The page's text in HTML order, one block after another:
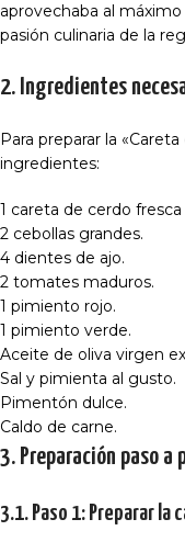
aprovechaba al
pasión culinaria de la
2. Ingredientes
Para preparar la
ingredientes:
1 careta de cerdo
2 cebollas grandes.
4 dientes de ajo.
2 tomates maduros.
1 pimiento rojo.
1 pimiento verde.
Aceite de oliva virgen
Sal y pimienta al gusto.
Pimentón dulce.
Caldo de carne.
3. Preparación paso a
3.1. Paso 1: Preparar la